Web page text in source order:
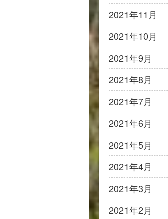
2021年11月
2021年10月
2021年9月
2021年8月
2021年7月
2021年6月
2021年5月
2021年4月
2021年3月
2021年2月